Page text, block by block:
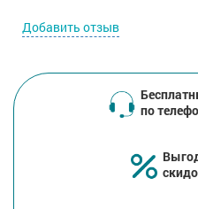
Добавить отзыв
по